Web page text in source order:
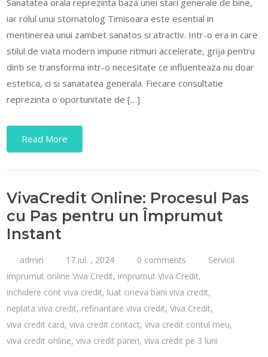
Sanatatea orala reprezinta baza unei stari generale de bine,
iar rolul unui stomatolog Timisoara este esential in
mentinerea unui zambet sanatos si atractiv. Intr-o era in care
stilul de viata modern impune ritmuri accelerate, grija pentru
dinti se transforma intr-o necesitate ce influenteaza nu doar
estetica, ci si sanatatea generala. Fiecare consultatie
reprezinta o oportunitate de […]
Read More
VivaCredit Online: Procesul Pas
cu Pas pentru un Împrumut
Instant
admin 17 iul. , 2024 0 comments
Servicii
imprumut online Viva Credit, imprumut Viva Credit,
inchidere cont viva credit, luat cineva bani viva credit,
neplata viva credit, refinantare viva credit,Viva Credit,
viva credit card,viva credit contact,viva credit contul meu,
viva credit online,viva credit pareri,viva credit pe 3 luni